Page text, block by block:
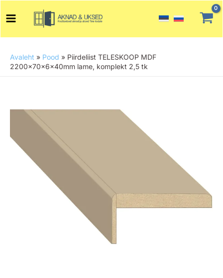
Menu
Avaleht » Pood » Piirdeliist TELESKOOP MDF
2200x70x6x40mm lame, komplekt 2,5 tk
2200x70x6x40mm
komplekt
2,5